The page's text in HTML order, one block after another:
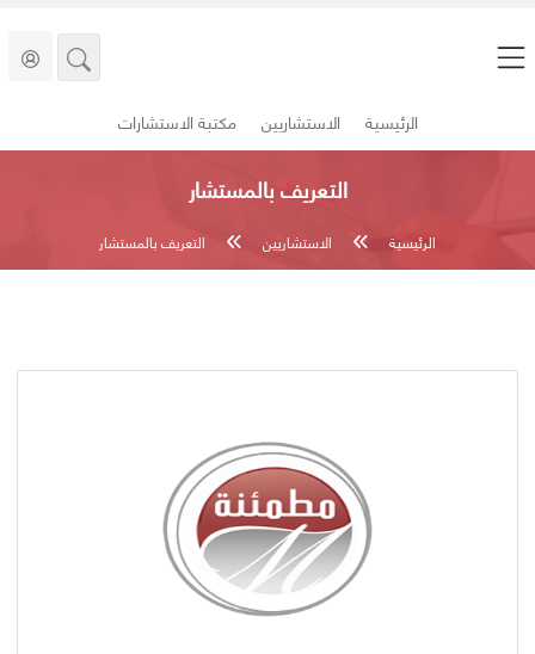
الرئيسية الاستشاريين مكتبة الاستشارات
التعريف بالمستشار
الرئيسية الاستشاريين التعريف بالمستشار